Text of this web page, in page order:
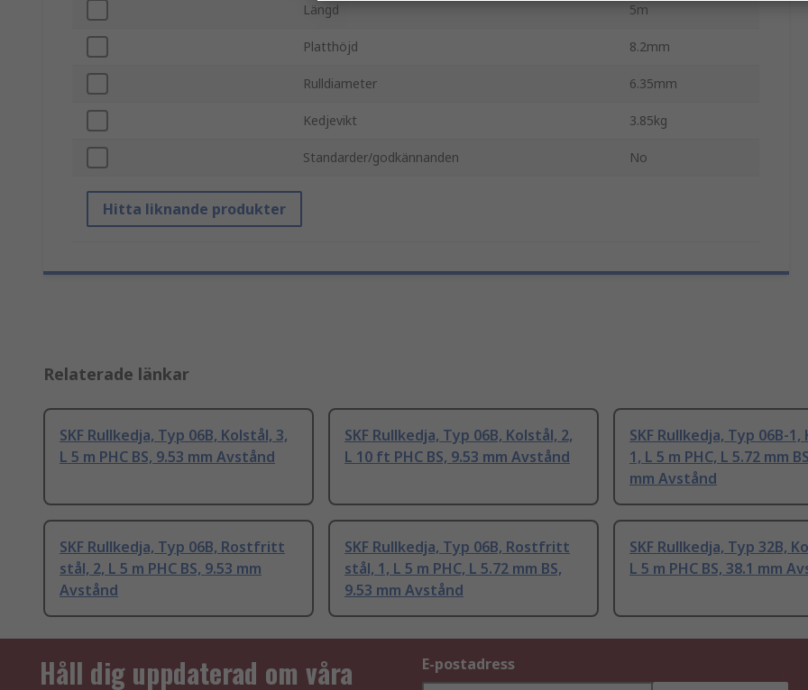
Längd 5m
Platthöjd 8.2mm
Rulldiameter 6.35mm
Kedjevikt 3.85kg
Standarder/godkännanden No
Hitta liknande produkter
Relaterade länkar
SKF Rullkedja, Typ 06B, Kolstål, 3,
L 5 m PHC BS, 9.53 mm Avstånd
SKF Rullkedja, Typ 06B, Kolstål, 2,
L 10 ft PHC BS, 9.53 mm Avstånd
SKF Rullkedja, Typ 06B-1,
1, L 5 m PHC, L 5.72 mm
mm Avstånd
SKF Rullkedja, Typ 06B, Rostfritt
stål, 2, L 5 m PHC BS, 9.53 mm
Avstånd
SKF Rullkedja, Typ 06B, Rostfritt
stål, 1, L 5 m PHC, L 5.72 mm BS,
9.53 mm Avstånd
SKF Rullkedja, Typ 32B,
L 5 m PHC BS, 38.1 mm
Håll dig uppdaterad om våra
E-postadress